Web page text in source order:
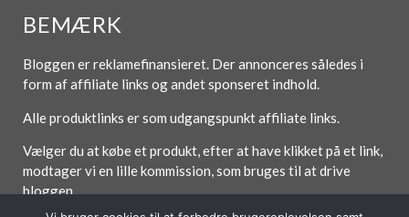
BEMÆRK
Bloggen er reklamefinansieret. Der annonceres således i
form af affiliate links og andet sponseret indhold.
Alle produktlinks er som udgangspunkt affiliate links.
Vælger du at købe et produkt, efter at have klikket på et link,
modtager vi en lille kommission, som bruges til at drive
bloggen.